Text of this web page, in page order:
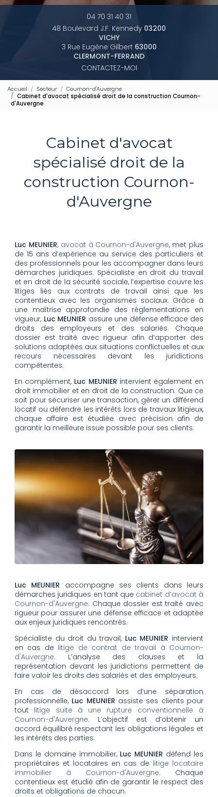
04 70 31 40 31
48 Boulevard J.F. Kennedy 03200
VICHY
3 Rue Eugène Gilbert 63000
CLERMONT-FERRAND
CONTACTEZ-MOI
Accueil Secteur
Cournon-d'Auvergne
Cabinet d'avocat spécialisé droit de la construction Cournon-
d'Auvergne
Cabinet d'avocat
spécialisé droit de la
construction Cournon-
d'Auvergne
Luc MEUNIER, avocat à Cournon-d'Auvergne, met plus
de 15 ans d’expérience au service des particuliers et
des professionnels pour les accompagner dans leurs
démarches juridiques. Spécialiste en droit du travail
et en droit de la sécurité sociale, l’expertise couvre les
litiges liés aux contrats de travail ainsi que les
contentieux avec les organismes sociaux. Grâce à
une maîtrise approfondie des réglementations en
vigueur, Luc MEUNIER assure une défense efficace des
droits des employeurs et des salariés. Chaque
dossier est traité avec rigueur afin d’apporter des
solutions adaptées aux situations conflictuelles et aux
recours nécessaires devant les juridictions
compétentes.
En complément, Luc MEUNIER intervient également en
droit immobilier et en droit de la construction. Que ce
soit pour sécuriser une transaction, gérer un différend
locatif ou défendre les intérêts lors de travaux litigieux,
chaque affaire est étudiée avec précision afin de
garantir la meilleure issue possible pour ses clients.
Luc MEUNIER accompagne ses clients dans leurs
démarches juridiques en tant que cabinet d’avocat à
Cournon-d'Auvergne. Chaque dossier est traité avec
rigueur pour assurer une défense efficace et adaptée
aux enjeux juridiques rencontrés.
Spécialiste du droit du travail, Luc MEUNIER intervient
en cas de litige de contrat de travail à Cournon-
d'Auvergne. L’analyse des clauses et la
représentation devant les juridictions permettent de
faire valoir les droits des salariés et des employeurs.
En cas de désaccord lors d’une séparation
professionnelle, Luc MEUNIER assiste ses clients pour
tout litige suite à une rupture conventionnelle à
Cournon-d'Auvergne. L’objectif est d’obtenir un
accord équilibré respectant les obligations légales et
les intérêts des parties.
Dans le domaine immobilier, Luc MEUNIER défend les
propriétaires et locataires en cas de litige locataire
immobilier à Cournon-d'Auvergne. Chaque
contentieux est étudié afin de garantir le respect des
droits et obligations de chacun.